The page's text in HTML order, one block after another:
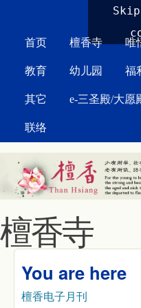
首页 檀香寺 唯
教育 幼儿园 福
其它 e-三圣殿/大愿
联络
檀香寺
You are here
檀香电子月刊